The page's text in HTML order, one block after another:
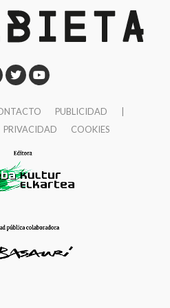
Contra el Cáncer
y abogamos por la
cuentas a la ciudadanía.
y de manera
incidiendo por incorporar
elementos de
la participación de
y servicios gratuitos
más de 30 años
gratuito, 900 100 036, al
PUBLICIDAD
PRIVACIDAD COOKIES